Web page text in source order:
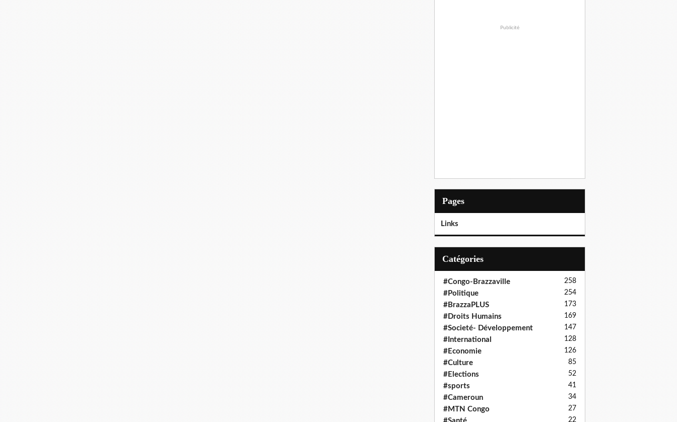
Publicité
Pages
Links
Catégories
#Congo-Brazzaville 258
#Politique 254
#BrazzaPLUS 173
#Droits Humains 169
#Societé- Développement 147
#International 128
#Economie 126
#Culture 85
#Elections 52
#sports 41
#Cameroun 34
#MTN Congo 27
22